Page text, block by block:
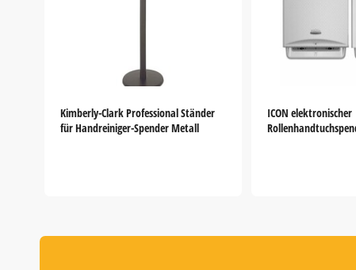
Kimberly-Clark Professional Ständer
für Handreiniger-Spender Metall
ICON elektronischer
5